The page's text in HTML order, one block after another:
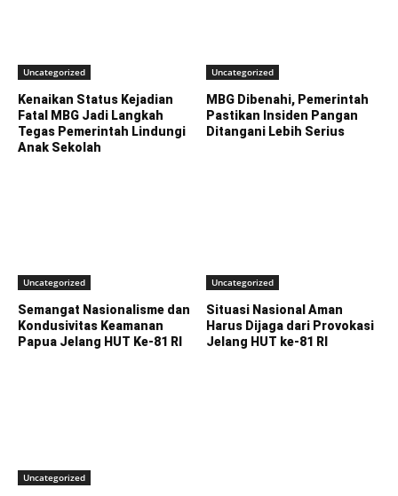
Uncategorized
Kenaikan Status Kejadian
Fatal MBG Jadi Langkah
Tegas Pemerintah Lindungi
Anak Sekolah
Uncategorized
MBG Dibenahi, Pemerintah
Pastikan Insiden Pangan
Ditangani Lebih Serius
Uncategorized
Semangat Nasionalisme dan
Kondusivitas Keamanan
Papua Jelang HUT Ke-81 RI
Uncategorized
Situasi Nasional Aman
Harus Dijaga dari Provokasi
Jelang HUT ke-81 RI
Uncategorized